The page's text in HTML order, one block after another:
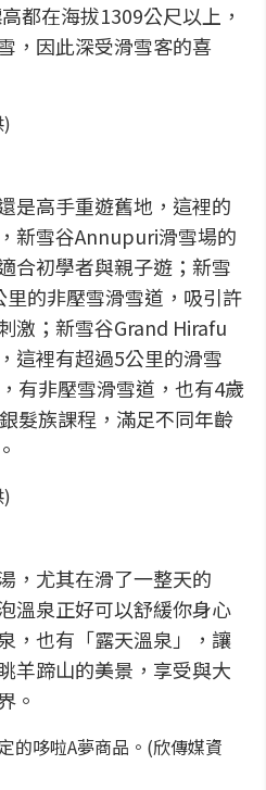
都在海拔1309公尺以上，
，因此深受滑雪客的喜
是高手重遊舊地，這裡的
新雪谷Annupuri滑雪場的
合初學者與親子遊；新雪
的非壓雪滑雪道，吸引許
激；新雪谷Grand Hirafu
這裡有超過5公里的滑雪
有非壓雪滑雪道，也有4歲
髮族課程，滿足不同年齡
，尤其在滑了一整天的
溫泉正好可以舒緩你身心
，也有「露天溫泉」，讓
羊蹄山的美景，享受與大
。
的哆啦A夢商品。(欣傳媒資